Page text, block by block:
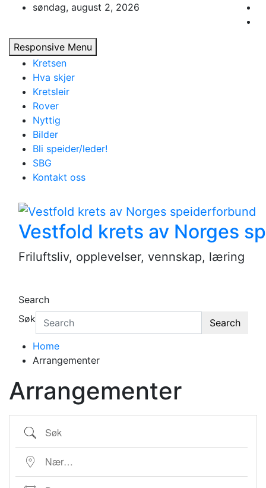
content
søndag, august 2, 2026
Responsive Menu
Kretsen
Hva skjer
Kretsleir
Rover
Nyttig
Bilder
Bli speider/leder!
SBG
Kontakt oss
Vestfold krets av Norges
Friluftsliv, opplevelser, vennskap, læring
Search
Søk
Search
Home
Arrangementer
Arrangementer
Søk
Nær…
Datoer